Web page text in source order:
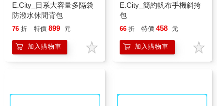
E.City_日系大容量多隔袋
防潑水休閒背包
76 折 特價 899 元
加入購物車
E.City_簡約帆布手機斜挎
包
66 折 特價 458 元
加入購物車